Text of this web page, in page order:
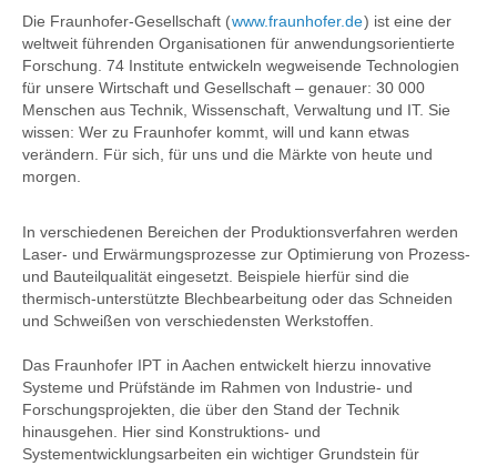
Die Fraunhofer-Gesellschaft (www.fraunhofer.de) ist eine der
weltweit führenden Organisationen für anwendungsorientierte
Forschung. 74 Institute entwickeln wegweisende Technologien
für unsere Wirtschaft und Gesellschaft – genauer: 30 000
Menschen aus Technik, Wissenschaft, Verwaltung und IT. Sie
wissen: Wer zu Fraunhofer kommt, will und kann etwas
verändern. Für sich, für uns und die Märkte von heute und
morgen.
In verschiedenen Bereichen der Produktionsverfahren werden
Laser- und Erwärmungsprozesse zur Optimierung von Prozess-
und Bauteilqualität eingesetzt. Beispiele hierfür sind die
thermisch-unterstützte Blechbearbeitung oder das Schneiden
und Schweißen von verschiedensten Werkstoffen.
Das Fraunhofer IPT in Aachen entwickelt hierzu innovative
Systeme und Prüfstände im Rahmen von Industrie- und
Forschungsprojekten, die über den Stand der Technik
hinausgehen. Hier sind Konstruktions- und
Systementwicklungsarbeiten ein wichtiger Grundstein für